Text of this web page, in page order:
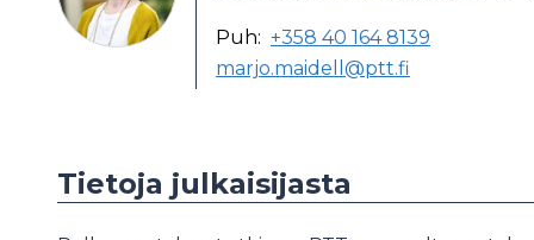
Puh: +358 40 164 8139
marjo.maidell@ptt.fi
Tietoja julkaisijasta